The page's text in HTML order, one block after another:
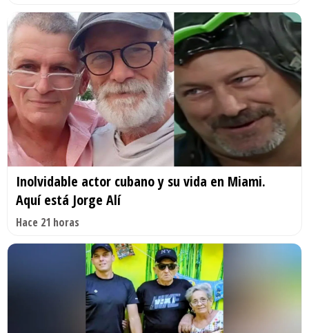
Inolvidable actor cubano y su vida en Miami.
Aquí está Jorge Alí
Hace 21 horas